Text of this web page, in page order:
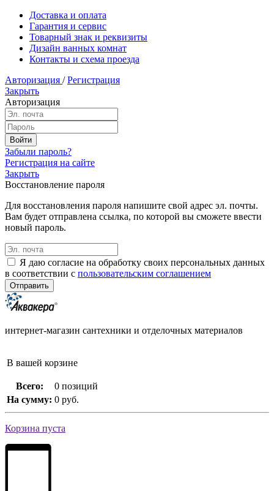
Доставка и оплата
Гарантия и сервис
Товарный знак и реквизиты
Дизайн ванных комнат
Контакты и схема проезда
Авторизация / Регистрация
Закрыть
Авторизация
Забыли пароль?
Регистрация на сайте
Закрыть
Восстановление пароля
Для восстановления пароля напишите свой адрес эл. почты.
Вам будет отправлена ссылка, по которой вы сможете ввести
новый пароль.
Я даю согласие на обработку своих персональных данных
в соответствии с пользовательским соглашением
интернет-магазин сантехники и отделочных материалов
В вашей корзине
Всего:
0 позиций
На сумму: 0 руб.
Корзина пуста